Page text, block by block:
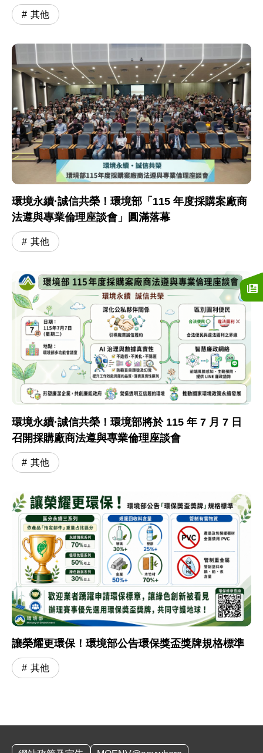
其他
環境永續·誠信共榮！環境部「115 年度採購案廠商
法遵與專業倫理座談會」圓滿落幕
其他
環境永續·誠信共榮！環境部將於 115 年 7 月 7 日
召開採購廠商法遵與專業倫理座談會
其他
讓榮耀更環保！環境部公告環保獎盃獎牌規格標準
其他